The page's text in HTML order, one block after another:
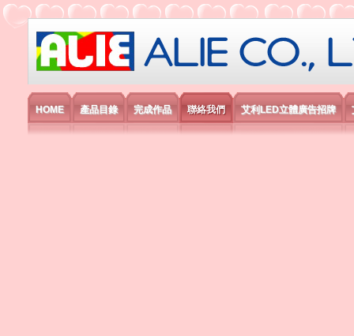
艾利國際電子有限公司
HOME 產品目錄 完成作品 聯絡我們 艾利LED立體廣告招牌